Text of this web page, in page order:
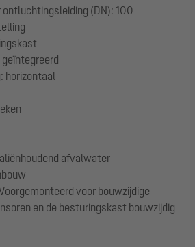
(DN): 100
horizontaal
afvalwater
voor bouwzijdige
en de besturingskast bouwzijdig